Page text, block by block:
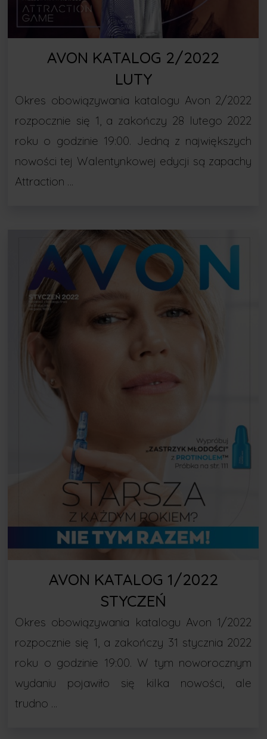
AVON KATALOG 2/2022
LUTY
Okres obowiązywania katalogu Avon 2/2022
rozpocznie się 1, a zakończy 28 lutego 2022
roku o godzinie 19:00. Jedną z największych
nowości tej Walentynkowej edycji są zapachy
Attraction …
AVON KATALOG 1/2022
STYCZEŃ
Okres obowiązywania katalogu Avon 1/2022
rozpocznie się 1, a zakończy 31 stycznia 2022
roku o godzinie 19:00. W tym noworocznym
wydaniu pojawiło się kilka nowości, ale
trudno …